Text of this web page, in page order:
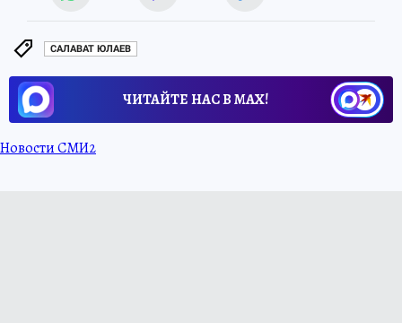
САЛАВАТ ЮЛАЕВ
ЧИТАЙТЕ НАС В МАХ!
Новости СМИ2